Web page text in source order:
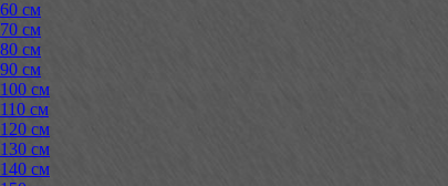
60 см
70 см
80 см
90 см
100 см
110 см
120 см
130 см
140 см